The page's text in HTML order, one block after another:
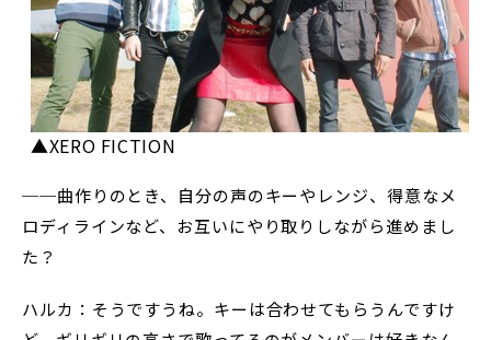
▲XERO FICTION
──曲作りのとき、自分の声のキーやレンジ、得意なメ
ロディラインなど、お互いにやり取りしながら進めまし
た？
ハルカ：そうですうね。キーは合わせてもらうんですけ